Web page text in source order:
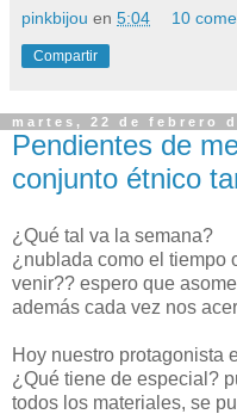
pinkbijou en 5:04 10
Compartir
martes, 22 de febrero
Pendientes de
conjunto étnico
¿Qué tal va la semana?
¿nublada como el tiempo
venir?? espero que
además cada vez nos
Hoy nuestro protagonista
¿Qué tiene de especial?
todos los materiales, se